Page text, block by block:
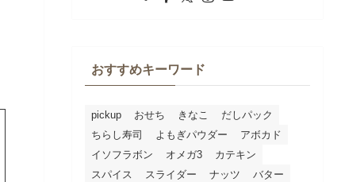
おすすめキーワード
pickup おせち きなこ
だしパック
ちらし寿司
よもぎパウダー
アボカド
イソフラボン
オメガ3
カテキン
スパイス
スライダー ナッツ
バター